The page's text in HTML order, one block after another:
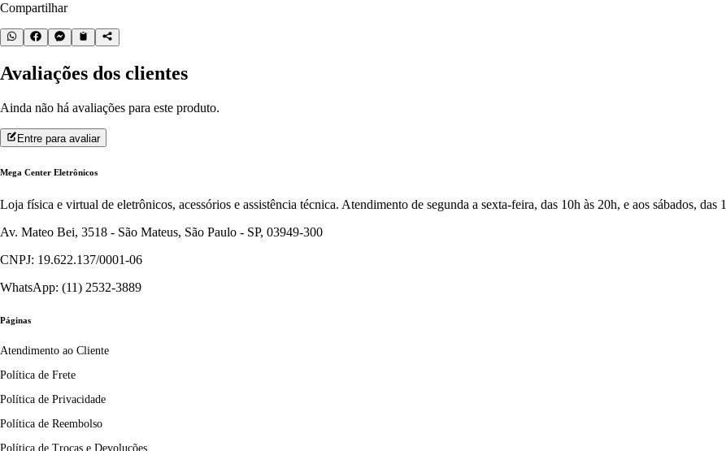
Compartilhar
Avaliações dos clientes
Ainda não há avaliações para este produto.
Entre para avaliar
Mega Center Eletrônicos
Loja física e virtual de eletrônicos, acessórios e assistência técnica. Atendimento de segunda a sexta-feira, das 10h às 20h, e aos sábados, das
Av. Mateo Bei, 3518 - São Mateus, São Paulo - SP, 03949-300
CNPJ: 19.622.137/0001-06
WhatsApp: (11) 2532-3889
Páginas
Atendimento ao Cliente
Política de Frete
Política de Privacidade
Política de Reembolso
Política de Trocas e Devoluções